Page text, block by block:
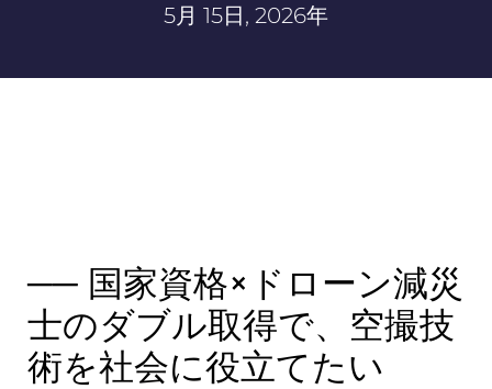
5月 15日, 2026年
── 国家資格×ドローン減災
士のダブル取得で、空撮技
術を社会に役立てたい